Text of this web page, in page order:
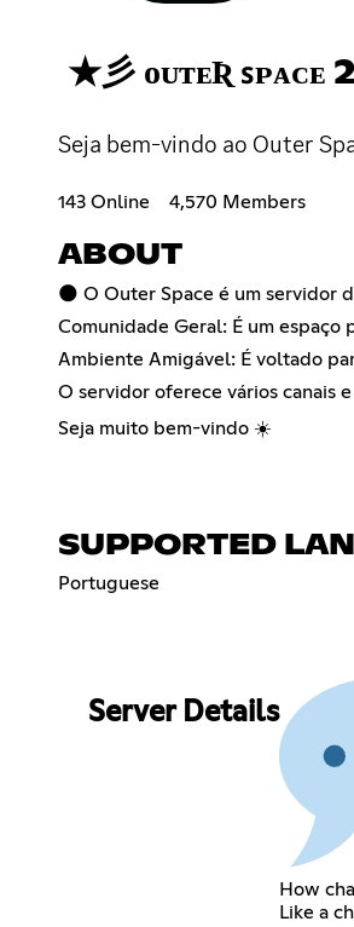
★彡 ᴏᴜᴛᴇƦ
Seja bem-vindo ao Outer
143 Online 4,570 Members
ABOUT
🌑 O Outer Space é um servidor
Comunidade Geral: É um espaço
Ambiente Amigável: É voltado
O servidor oferece vários canais
Seja muito bem-vindo ☀️
SUPPORTED
Portuguese
Server Details
How
Like a